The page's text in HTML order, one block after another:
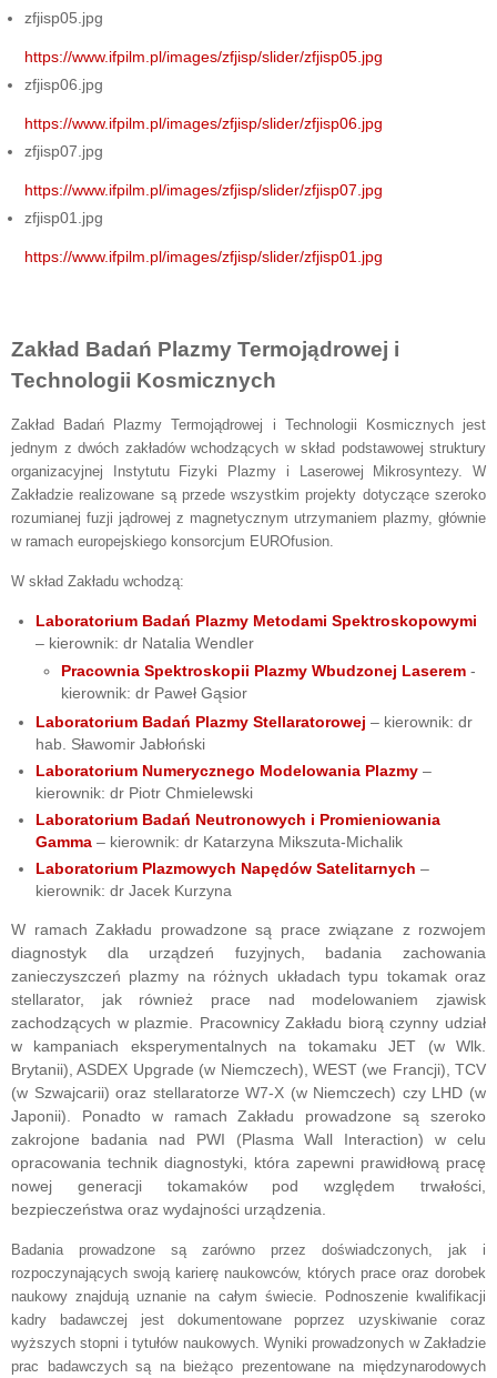
zfjisp05.jpg
https://www.ifpilm.pl/images/zfjisp/slider/zfjisp05.jpg
zfjisp06.jpg
https://www.ifpilm.pl/images/zfjisp/slider/zfjisp06.jpg
zfjisp07.jpg
https://www.ifpilm.pl/images/zfjisp/slider/zfjisp07.jpg
zfjisp01.jpg
https://www.ifpilm.pl/images/zfjisp/slider/zfjisp01.jpg
Zakład Badań Plazmy Termojądrowej i
Technologii Kosmicznych
Zakład Badań Plazmy Termojądrowej i Technologii Kosmicznych jest
jednym z dwóch zakładów wchodzących w skład podstawowej struktury
organizacyjnej Instytutu Fizyki Plazmy i Laserowej Mikrosyntezy. W
Zakładzie realizowane są przede wszystkim projekty dotyczące szeroko
rozumianej fuzji jądrowej z magnetycznym utrzymaniem plazmy, głównie
w ramach europejskiego konsorcjum EUROfusion.
W skład Zakładu wchodzą:
Laboratorium Badań Plazmy Metodami Spektroskopowymi
– kierownik: dr Natalia Wendler
Pracownia Spektroskopii Plazmy Wbudzonej Laserem-
kierownik: dr Paweł Gąsior
Laboratorium Badań Plazmy Stellaratorowej – kierownik: dr
hab. Sławomir Jabłoński
Laboratorium Numerycznego Modelowania Plazmy –
kierownik: dr Piotr Chmielewski
Laboratorium Badań Neutronowych i Promieniowania
Gamma – kierownik: dr Katarzyna Mikszuta-Michalik
Laboratorium Plazmowych Napędów Satelitarnych –
kierownik: dr Jacek Kurzyna
W ramach Zakładu prowadzone są prace związane z rozwojem
diagnostyk dla urządzeń fuzyjnych, badania zachowania
zanieczyszczeń plazmy na różnych układach typu tokamak oraz
stellarator, jak również prace nad modelowaniem zjawisk
zachodzących w plazmie. Pracownicy Zakładu biorą czynny udział
w kampaniach eksperymentalnych na tokamaku JET (w Wlk.
Brytanii), ASDEX Upgrade (w Niemczech), WEST (we Francji), TCV
(w Szwajcarii) oraz stellaratorze W7-X (w Niemczech) czy LHD (w
Japonii). Ponadto w ramach Zakładu prowadzone są szeroko
zakrojone badania nad PWI (Plasma Wall Interaction) w celu
opracowania technik diagnostyki, która zapewni prawidłową pracę
nowej generacji tokamaków pod względem trwałości,
bezpieczeństwa oraz wydajności urządzenia.
Badania prowadzone są zarówno przez doświadczonych, jak i
rozpoczynających swoją karierę naukowców, których prace oraz dorobek
naukowy znajdują uznanie na całym świecie.
Podnoszenie kwalifikacji
kadry badawczej jest dokumentowane poprzez uzyskiwanie coraz
wyższych stopni i tytułów naukowych. Wyniki prowadzonych w Zakładzie
prac badawczych są na bieżąco prezentowane na międzynarodowych